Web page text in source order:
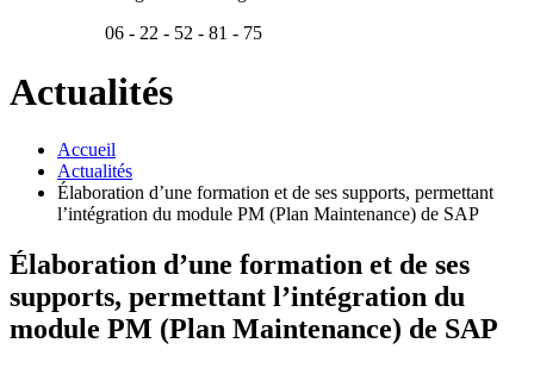
06 - 22 - 52 - 81 - 75
Actualités
Accueil
Actualités
Élaboration d’une formation et de ses supports, permettant
l’intégration du module PM (Plan Maintenance) de SAP
Élaboration d’une formation et de ses
supports, permettant l’intégration du
module PM (Plan Maintenance) de SAP